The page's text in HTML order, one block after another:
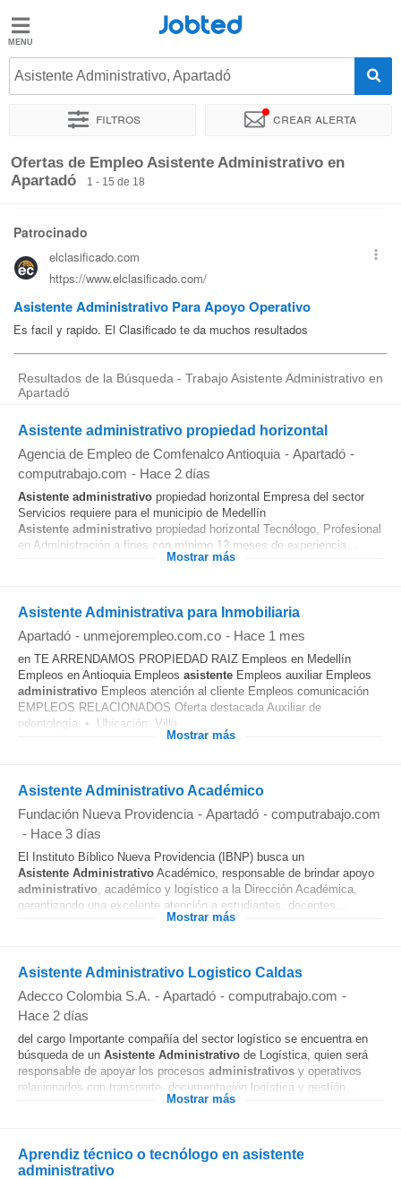
Jobted
Ofertas
de
empleo
Salarios
Jobted
Asistente Administrativo, Apartadó
Filtros Crear alerta
Ordenar por Ubicación exacta Empresa Agencia de
Ofertas de Empleo Asistente Administrativo en
Apartadó
1 - 15 de 18
Resultados de la Búsqueda - Trabajo Asistente Administrativo en
Apartadó
Asistente administrativo propiedad horizontal
Agencia de Empleo de Comfenalco Antioquia - Apartadó -
computrabajo.com - Hace 2 días
Asistente administrativo propiedad horizontal Empresa del sector
Servicios requiere para el municipio de Medellín
Asistente administrativo propiedad horizontal Tecnólogo, Profesional
en Administración a fines con mínimo 12 meses de experiencia...
Mostrar más
Asistente Administrativa para Inmobiliaria
Apartadó - unmejorempleo.com.co - Hace 1 mes
en TE ARRENDAMOS PROPIEDAD RAIZ Empleos en Medellín
Empleos en Antioquia Empleos asistente Empleos auxiliar Empleos
administrativo Empleos atención al cliente Empleos comunicación
EMPLEOS RELACIONADOS Oferta destacada Auxiliar de
odontología • Ubicación: Villa...
Mostrar más
Asistente Administrativo Académico
Fundación Nueva Providencia - Apartadó - computrabajo.com
- Hace 3 días
El Instituto Bíblico Nueva Providencia (IBNP) busca un
Asistente Administrativo Académico, responsable de brindar apoyo
administrativo, académico y logístico a la Dirección Académica,
garantizando una excelente atención a estudiantes, docentes...
Mostrar más
Asistente Administrativo Logistico Caldas
Adecco Colombia S.A. - Apartadó - computrabajo.com -
Hace 2 días
del cargo Importante compañía del sector logístico se encuentra en
búsqueda de un Asistente Administrativo de Logística, quien será
responsable de apoyar los procesos administrativos y operativos
relacionados con transporte, documentación logística y gestión...
Mostrar más
Aprendiz técnico o tecnólogo en asistente
administrativo